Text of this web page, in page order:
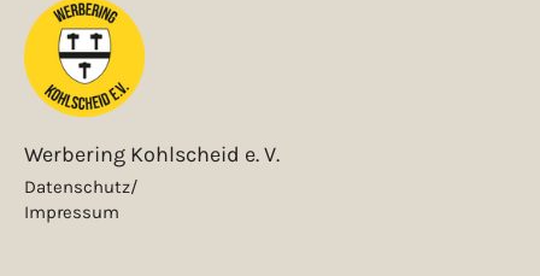
Werbering Kohlscheid e. V.
Datenschutz/
Impressum